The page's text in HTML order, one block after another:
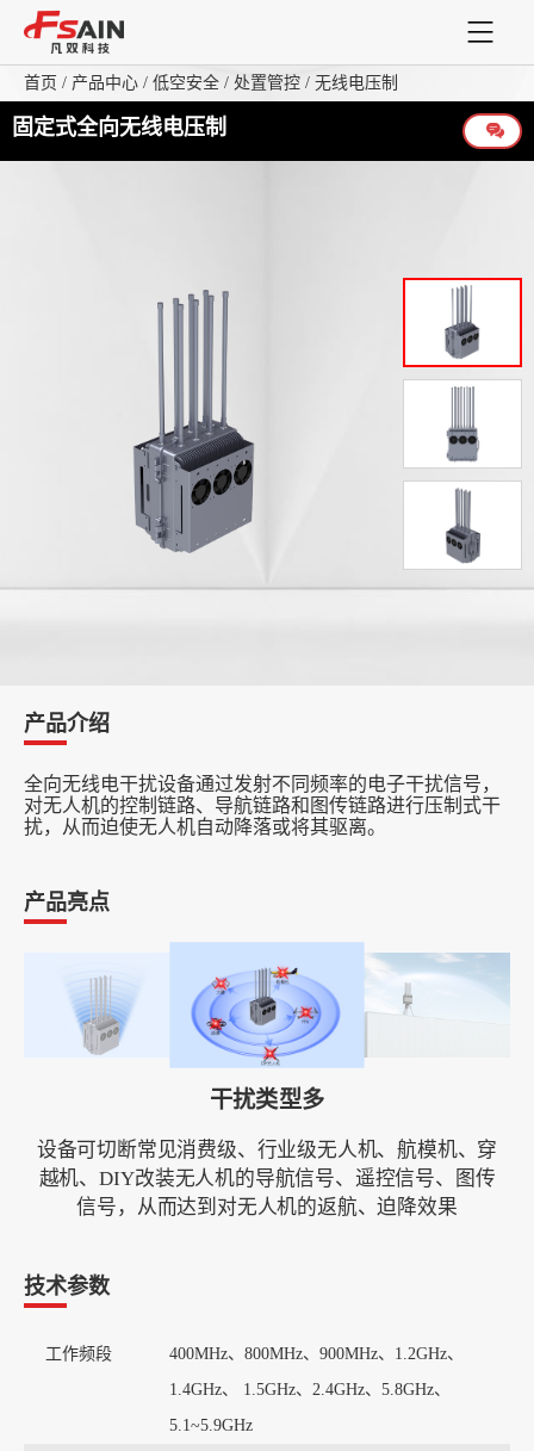
首页
产品中心
首页 / 产品中心 / 低空安全 / 处置管控 / 无线电压制
固定式全向无线电压制
产品介绍
全向无线电干扰设备通过发射不同频率的电子干扰信号，
对无人机的控制链路、导航链路和图传链路进行压制式干
扰，从而迫使无人机自动降落或将其驱离。
产品亮点
干扰类型多
设备可切断常见消费级、行业级无人机、航模机、穿
越机、DIY改装无人机的导航信号、遥控信号、图传
信号，从而达到对无人机的返航、迫降效果
技术参数
工作频段
400MHz、800MHz、900MHz、1.2GHz、
1.4GHz、 1.5GHz、2.4GHz、5.8GHz、
5.1~5.9GHz